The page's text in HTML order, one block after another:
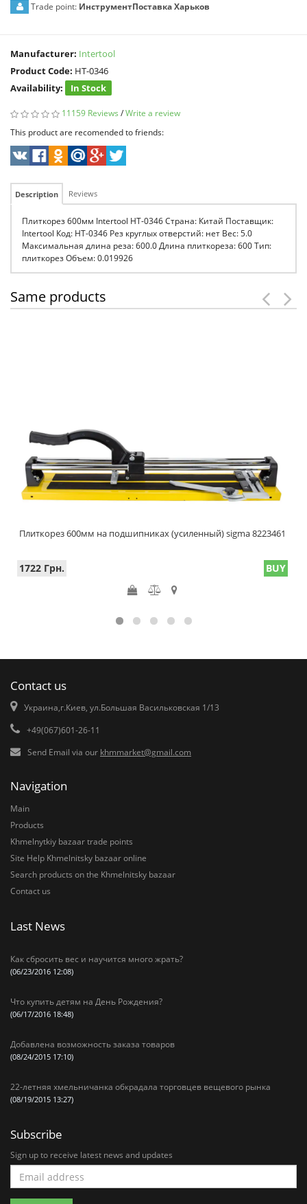
Trade point: ИнструментПоставка Харьков
Manufacturer: Intertool
Product Code: HT-0346
Availability:
In Stock
11159 Reviews /Write a review
This product are recomended to friends:
Description Reviews
Плиткорез 600мм Intertool HT-0346 Страна: Китай Поставщик:
Intertool Код: HT-0346 Рез круглых отверстий: нет Вес: 5.0
Максимальная длина реза: 600.0 Длина плиткореза: 600 Тип:
плиткорез Объем: 0.019926
Same products
Плиткорез 600мм на подшипниках (усиленный) sigma 8223461
1722 Грн. BUY
Contact us
Украина,г.Киев, ул.Большая Васильковская 1/13
+49(067)601-26-11
Send Email via our khmmarket@gmail.com
Navigation
Main
Products
Khmelnytkiy bazaar trade points
Site Help Khmelnitsky bazaar online
Search products on the Khmelnitsky bazaar
Contact us
Last News
Как сбросить вес и научится много жрать?
(06/23/2016 12:08)
Что купить детям на День Рождения?
(06/17/2016 18:48)
Добавлена возможность заказа товаров
(08/24/2015 17:10)
22-летняя хмельничанка обкрадала торговцев вещевого рынка
(08/19/2015 13:27)
Subscribe
Sign up to receive latest news and updates